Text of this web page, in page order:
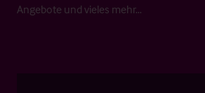
Angebote und vieles mehr…